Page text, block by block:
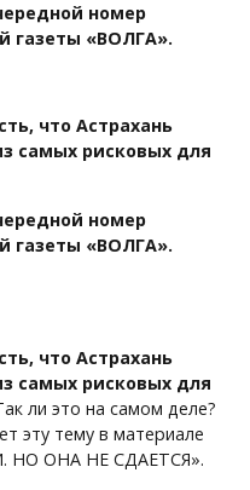
номер
газеты «ВОЛГА».
что Астрахань
самых рисковых для
номер
газеты «ВОЛГА».
что Астрахань
самых рисковых для
ли это на самом деле?
эту тему в материале
НО ОНА НЕ СДАЕТСЯ».